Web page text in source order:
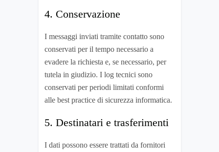
4. Conservazione
I messaggi inviati tramite contatto sono
conservati per il tempo necessario a
evadere la richiesta e, se necessario, per
tutela in giudizio. I log tecnici sono
conservati per periodi limitati conformi
alle best practice di sicurezza informatica.
5. Destinatari e trasferimenti
I dati possono essere trattati da fornitori